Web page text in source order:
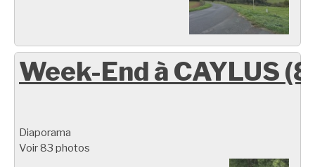
Week-End à CAYLUS
Diaporama
Voir 83 photos